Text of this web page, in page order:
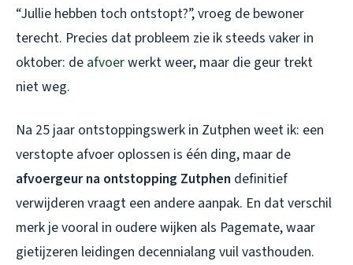
“Jullie hebben toch ontstopt?”, vroeg de bewoner
terecht. Precies dat probleem zie ik steeds vaker in
oktober: de afvoerwerkt weer, maar die geur trekt
niet weg.
Na 25 jaar ontstoppingswerk in Zutphen weet ik: een
verstopte afvoer oplossen is één ding, maar de
afvoergeur na ontstopping Zutphen definitief
verwijderen vraagt een andere aanpak. En dat verschil
merk je vooral in oudere wijken als Pagemate, waar
gietijzeren leidingen decennialang vuil vasthouden.